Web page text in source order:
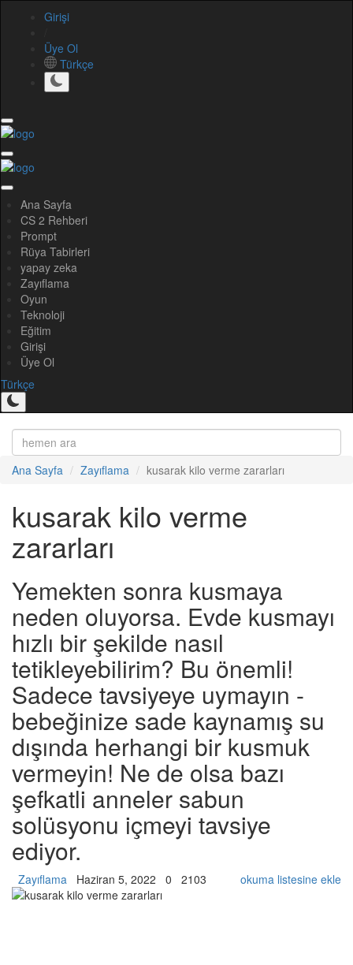
Girişi
Üye Ol
Türkçe
Ana Sayfa
CS 2 Rehberi
Prompt
Rüya Tabirleri
yapay zeka
Zayıflama
Oyun
Teknoloji
Eğitim
Girişi
Üye Ol
Türkçe
Ana Sayfa Zayıflama kusarak kilo verme zararları
kusarak kilo verme
zararları
Yemekten sonra kusmaya
neden oluyorsa. Evde kusmayı
hızlı bir şekilde nasıl
tetikleyebilirim? Bu önemli!
Sadece tavsiyeye uymayın -
bebeğinize sade kaynamış su
dışında herhangi bir kusmuk
vermeyin! Ne de olsa bazı
şefkatli anneler sabun
solüsyonu içmeyi tavsiye
ediyor.
Zayıflama Haziran 5, 2022 0 2103 okuma listesine ekle